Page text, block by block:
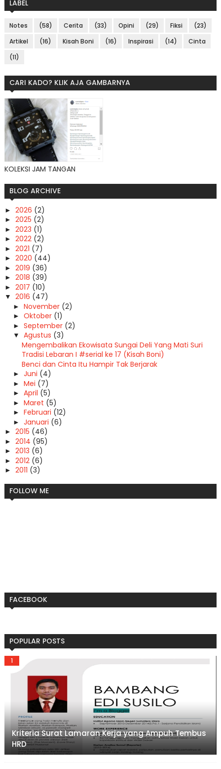
LABEL
Notes (58) Cerita (33) Opini (29) Fiksi
(23)
Artikel
(16) Kisah Boni (16) Inspirasi (14)
Cinta
(11)
CARI KADO? KLIK AJA GAMBARNYA
KOLEKSI JAM TANGAN
BLOG ARCHIVE
► 2026 (2)
► 2025 (2)
► 2023 (1)
► 2022 (2)
► 2021 (7)
► 2020 (44)
► 2019 (36)
► 2018 (39)
► 2017 (10)
▼ 2016 (47)
► November (2)
► Oktober (1)
► September (2)
▼ Agustus (3)
Mengembalikan Ekowisata Sungai Deli Yang Mati Suri
Tradisi Lebaran I #serial ke 17 (Kisah Boni)
Benci dan Cinta Itu Hampir Tak Berjarak
► Juni (4)
► Mei (7)
► April (5)
► Maret (5)
► Februari (12)
► Januari (6)
► 2015 (46)
► 2014 (95)
► 2013 (6)
► 2012 (6)
► 2011 (3)
FOLLOW ME
FACEBOOK
POPULAR POSTS
Kriteria Surat Lamaran Kerja yang Ampuh Tembus
HRD